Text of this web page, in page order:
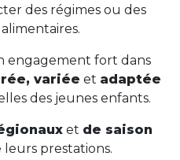
des régimes ou des
engagement fort dans
variée et adaptée
des jeunes enfants.​
et de saison
prestations.